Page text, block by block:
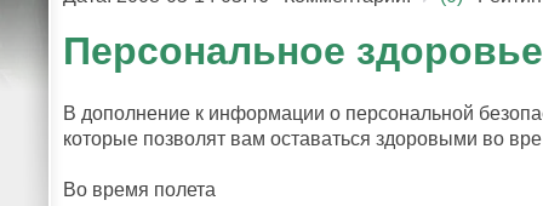
Персональное здоровье
В дополнение к информации о персональной
которые позволят вам оставаться здоровыми во
Во время полета